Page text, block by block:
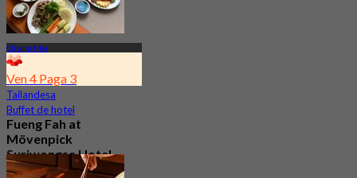
Chiang Mai
Ven 4 Paga 3
Tailandesa
Buffet de hotel
Fueng Fah at
Mövenpick
Suriwongse Hotel
(Chiang Mai)